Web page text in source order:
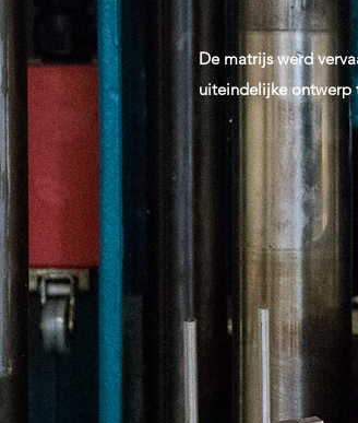
De matrijs werd
uiteindelijke ontwerp